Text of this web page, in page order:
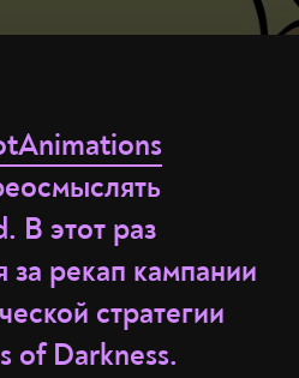
В этот раз
за рекап кампании
стратегии
of Darkness.